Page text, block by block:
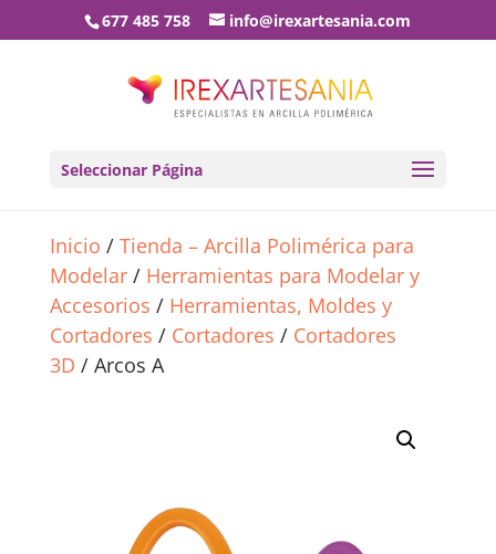
677 485 758 info@irexartesania.com
Seleccionar Página
Inicio / Tienda – Arcilla Polimérica para
Modelar/ Herramientas para Modelar y
Accesorios / Herramientas, Moldes y
Cortadores / Cortadores / Cortadores
3D / Arcos A